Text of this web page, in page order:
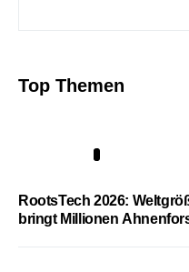
Top Themen
RootsTech 2026:
bringt Millionen